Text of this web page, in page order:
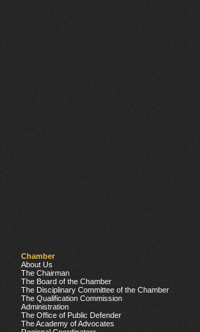
Chamber
About Us
The Chairman
The Board of the Chamber
The Disciplinary Committee of the Chamber
The Qualification Commission
Administration
The Office of Public Defender
The Academy of Advocates